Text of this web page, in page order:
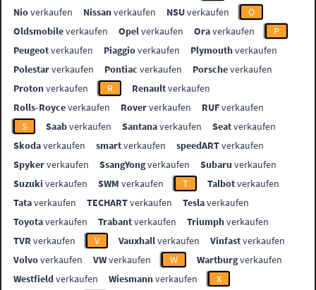
Nioverkaufen Nissanverkaufen NSUverkaufen
O
Oldsmobileverkaufen Opelverkaufen Oraverkaufen
P
Peugeotverkaufen Piaggioverkaufen Plymouthverkaufen
Polestarverkaufen Pontiac verkaufen Porscheverkaufen
Protonverkaufen R Renaultverkaufen
Rolls-Royceverkaufen Roververkaufen RUFverkaufen
S
Saabverkaufen Santanaverkaufen Seatverkaufen
Skodaverkaufen smartverkaufen speedARTverkaufen
Spykerverkaufen SsangYongverkaufen Subaru verkaufen
Suzuki verkaufen SWM verkaufen T Talbotverkaufen
Tataverkaufen TECHARTverkaufen Teslaverkaufen
Toyotaverkaufen Trabantverkaufen Triumphverkaufen
TVR verkaufen V Vauxhallverkaufen Vinfastverkaufen
Volvoverkaufen VWverkaufen W Wartburgverkaufen
Westfieldverkaufen Wiesmannverkaufen
X